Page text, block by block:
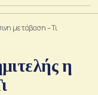
μετάβαση – Τι
η